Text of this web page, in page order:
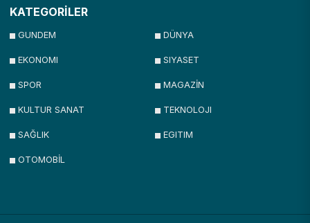
KATEGORİLER
GUNDEM DÜNYA
EKONOMI SIYASET
SPOR MAGAZİN
KULTUR SANAT TEKNOLOJI
SAĞLIK EGITIM
OTOMOBİL